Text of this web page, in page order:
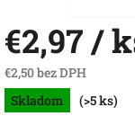
€2,97 /
€2,50 bez DPH
Jednotková
cena:
Skladom (>5 ks)